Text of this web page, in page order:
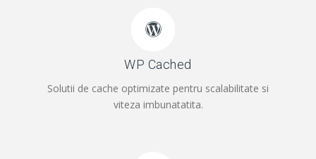
WP Cached
Solutii de cache optimizate pentru scalabilitate si
viteza imbunatatita.